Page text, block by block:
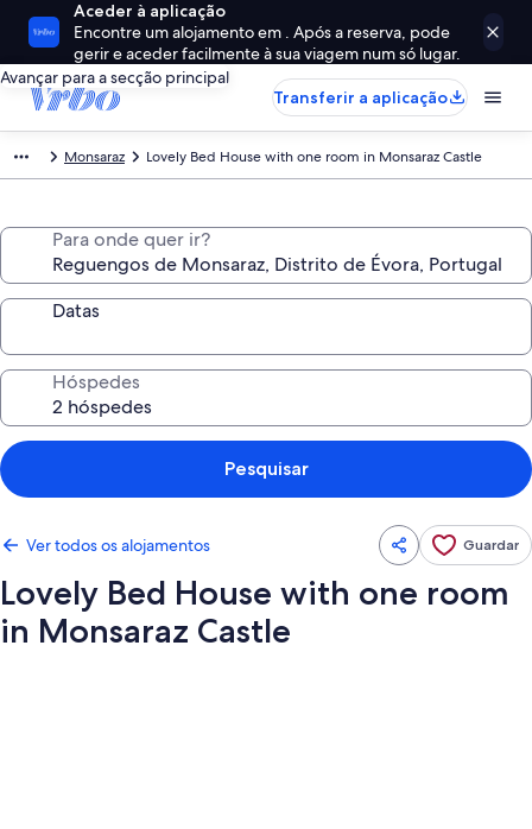
Aceder à aplicação
Encontre um alojamento em . Após a reserva, pode
gerir e aceder facilmente à sua viagem num só lugar.
Avançar para a secção principal
Transferir a aplicação
Monsaraz Lovely Bed House with one room in Monsaraz Castle
Para onde quer ir?
Datas
Hóspedes
Pesquisar
Ver todos os alojamentos Guardar
Lovely Bed House with one room
in Monsaraz Castle